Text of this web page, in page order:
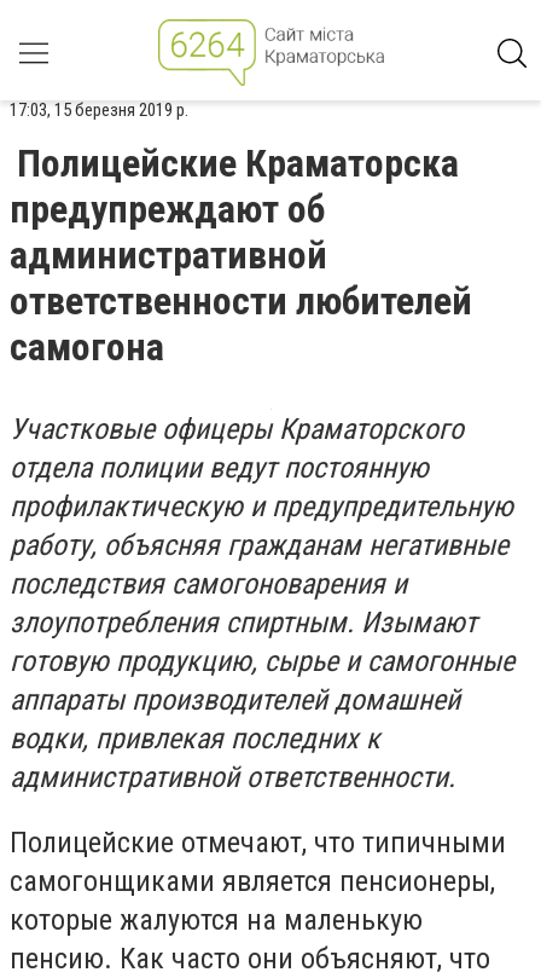
17:03, 15 березня 2019 р.
Полицейские Краматорска
предупреждают об
административной
ответственности любителей
самогона
Участковые офицеры Краматорского
отдела полиции ведут постоянную
профилактическую и предупредительную
работу, объясняя гражданам негативные
последствия самогоноварения и
злоупотребления спиртным. Изымают
готовую продукцию, сырье и самогонные
аппараты производителей домашней
водки, привлекая последних к
административной ответственности.
Полицейские отмечают, что типичными
самогонщиками является пенсионеры,
которые жалуются на маленькую
пенсию. Как часто они объясняют, что